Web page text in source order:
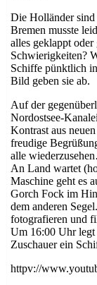
Die Holländer sind
Bremen musste
alles geklappt
Schwierigkeiten?
Schiffe pünktlich
Bild geben sie ab.
Auf der
Nordostsee-
Kontrast aus
freudige
alle
An Land wartet
Maschine geht es
Gorch Fock im
dem anderen
fotografieren und
Um 16:00 Uhr legt
Zuschauer ein
httpv://